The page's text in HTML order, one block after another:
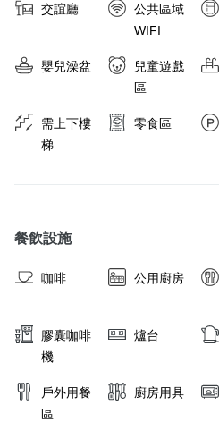
交誼廳
公共區域
WIFI
嬰兒澡盆
兒童遊戲
區
需上下樓
梯
零食區
餐飲設施
咖啡 公用廚房
膠囊咖啡
機
爐台
戶外用餐
區
廚房用具